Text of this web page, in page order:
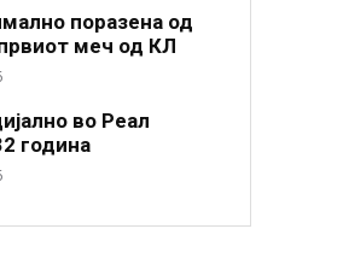
поразена од
меч од КЛ
во Реал
година